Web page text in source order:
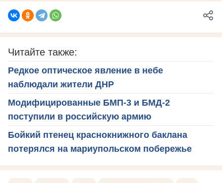
Читайте также:
Редкое оптическое явление в небе
наблюдали жители ДНР
Модифицированные БМП-3 и БМД-2
поступили в российскую армию
Бойкий птенец краснокнижного баклана
потерялся на мариупольском побережье